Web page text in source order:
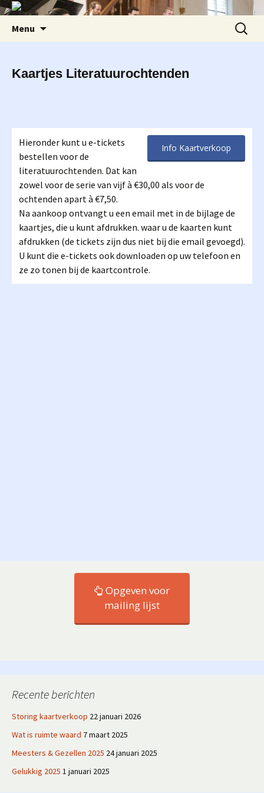
Menu
Zoeken
naar:
Kaartjes Literatuurochtenden
Info Kaartverkoop
Hieronder kunt u e-tickets
bestellen voor de
literatuurochtenden. Dat kan
zowel voor de serie van vijf à €30,00 als voor de
ochtenden apart à €7,50.
Na aankoop ontvangt u een email met in de bijlage de
kaartjes, die u kunt afdrukken. waar u de kaarten kunt
afdrukken (de tickets zijn dus niet bij die email gevoegd).
U kunt die e-tickets ook downloaden op uw telefoon en
ze zo tonen bij de kaartcontrole.
Opgeven voor
mailing lijst
Recente berichten
Storing kaartverkoop 22 januari 2026
Wat is ruimte waard 7 maart 2025
Meesters & Gezellen 2025 24 januari 2025
Gelukkig 2025 1 januari 2025